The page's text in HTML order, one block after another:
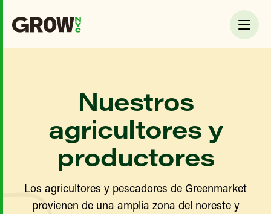
Nuestros
agricultores y
productores
Los agricultores y pescadores de Greenmarket
provienen de una amplia zona del noreste y